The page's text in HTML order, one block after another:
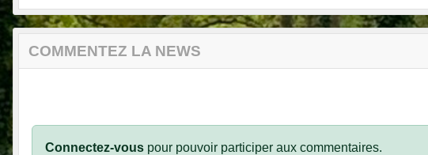
COMMENTEZ LA NEWS
Connectez-vous pour pouvoir participer aux commentaires.